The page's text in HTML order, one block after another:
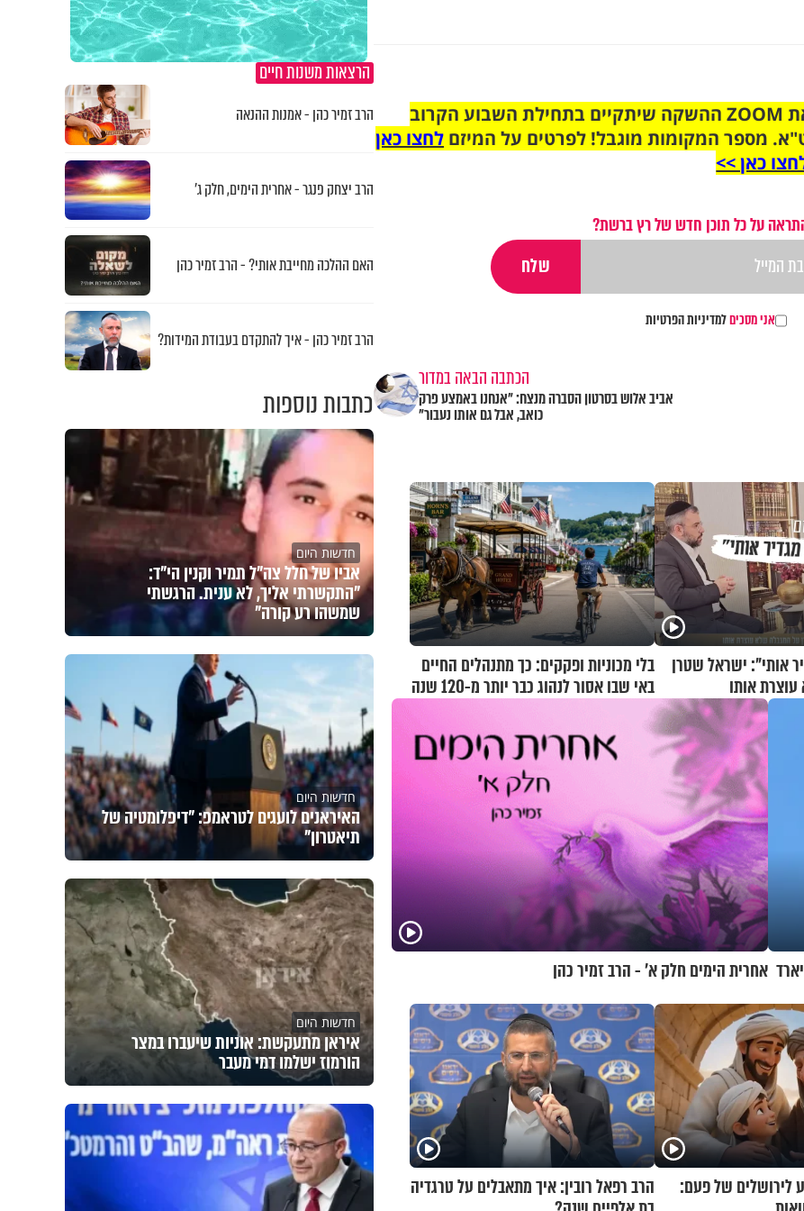
הצטרפו לקבוצת הוואטסאפ לקראת ZOOM ההשקה שיתקיים בתחילת השבוע הקרוב
מספר המקומות מוגבל! לפרטים על המיזם לחצו כאן
כאן >>
על כל תוכן חדש של רץ ברשת?
אני מסכיםלמדיניות הפרטיות
הכתבה הבאה במדור
אביב אלוש בסרטון הסברה מנצח: "אנחנו באמצע פרק
כואב, אבל גם אותו נעבור"
אותי": ישראל שטרן
אותו
בלי מכוניות ופקקים: כך מתנהלים החיים
באי שבו אסור לנהוג כבר יותר מ-120 שנה
קונה ממנה ב-1.8 מיליארד אחרית הימים חלק א’ - הרב זמיר כהן
של פעם:
הרב רפאל רובין: איך מתאבלים על טרגדיה
הרצאות משנות חיים
הרב זמיר כהן - אמנות ההנאה
הרב יצחק פנגר - אחרית הימים, חלק ג’
האם ההלכה מחייבת אותי? - הרב זמיר כהן
הרב זמיר כהן - איך להתקדם בעבודת המידות?
כתבות נוספות
חדשות היום
אביו של חלל צה"ל תמיר וקנין הי"ד:
"התקשרתי אליך, לא ענית. הרגשתי
שמשהו רע קורה"
חדשות היום
האיראנים לועגים לטראמפ: "דיפלומטיה של
תיאטרון"
חדשות היום
איראן מתעקשת: אוניות שיעברו במצר
הורמוז ישלמו דמי מעבר